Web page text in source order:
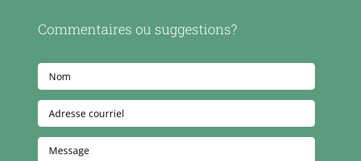
Commentaires ou suggestions?